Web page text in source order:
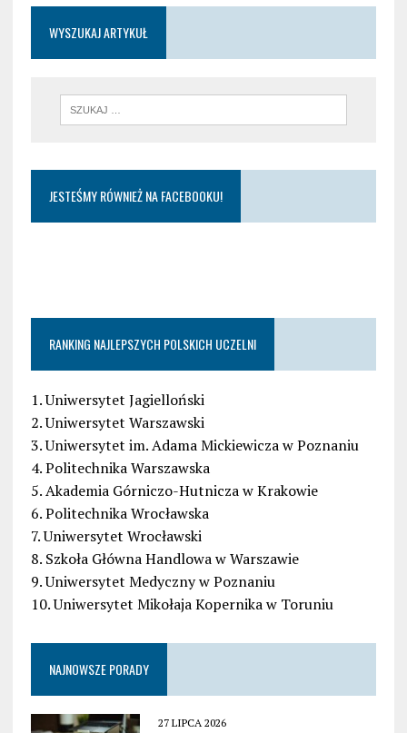
WYSZUKAJ ARTYKUŁ
JESTEŚMY RÓWNIEŻ NA FACEBOOKU!
RANKING NAJLEPSZYCH POLSKICH UCZELNI
1. Uniwersytet Jagielloński
2. Uniwersytet Warszawski
3. Uniwersytet im. Adama Mickiewicza w Poznaniu
4. Politechnika Warszawska
5. Akademia Górniczo-Hutnicza w Krakowie
6. Politechnika Wrocławska
7. Uniwersytet Wrocławski
8. Szkoła Główna Handlowa w Warszawie
9. Uniwersytet Medyczny w Poznaniu
10. Uniwersytet Mikołaja Kopernika w Toruniu
NAJNOWSZE PORADY
27 LIPCA 2026